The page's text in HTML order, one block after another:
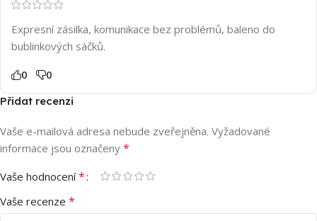
Expresní zásilka, komunikace bez problémů, baleno do
bublinkových sáčků.
0 0
Přidat recenzi
Vaše e-mailová adresa nebude zveřejněna. Vyžadované
informace jsou označeny *
Vaše hodnocení*
Vaše recenze *